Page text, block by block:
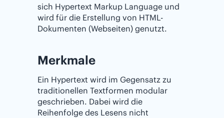
sich Hypertext Markup Language und
wird für die Erstellung von HTML-
Dokumenten (Webseiten) genutzt.
Merkmale
Ein Hypertext wird im Gegensatz zu
traditionellen Textformen modular
geschrieben. Dabei wird die
Reihenfolge des Lesens nicht